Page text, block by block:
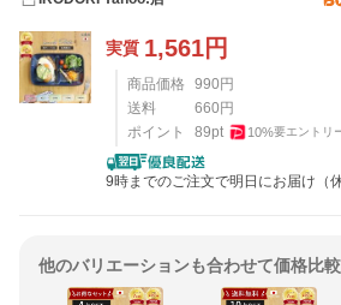
実質 1,561円
商品価格 990円
送料
660円
ポイント
89pt 10%要エントリ
9時までのご注文で明日にお届け（
他のバリエーションも合わせて価格比較